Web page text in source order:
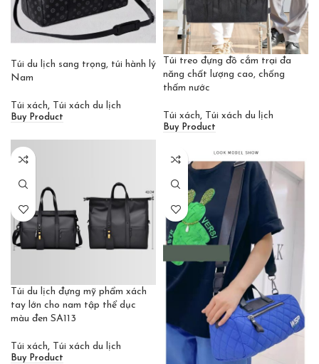
Túi du lịch sang trọng, túi hành lý
Nam
Túi xách, Túi xách du lịch
Buy Product
Túi treo đựng đồ cắm trại đa
năng chất lượng cao, chống
thấm nước
Túi xách, Túi xách du lịch
Buy Product
Túi du lịch đựng mỹ phẩm xách
tay lớn cho nam tập thể dục
màu đen SA113
Túi xách, Túi xách du lịch
Buy Product